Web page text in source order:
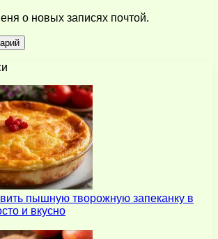
о новых записях почтой.
пышную творожную запеканку в
и вкусно